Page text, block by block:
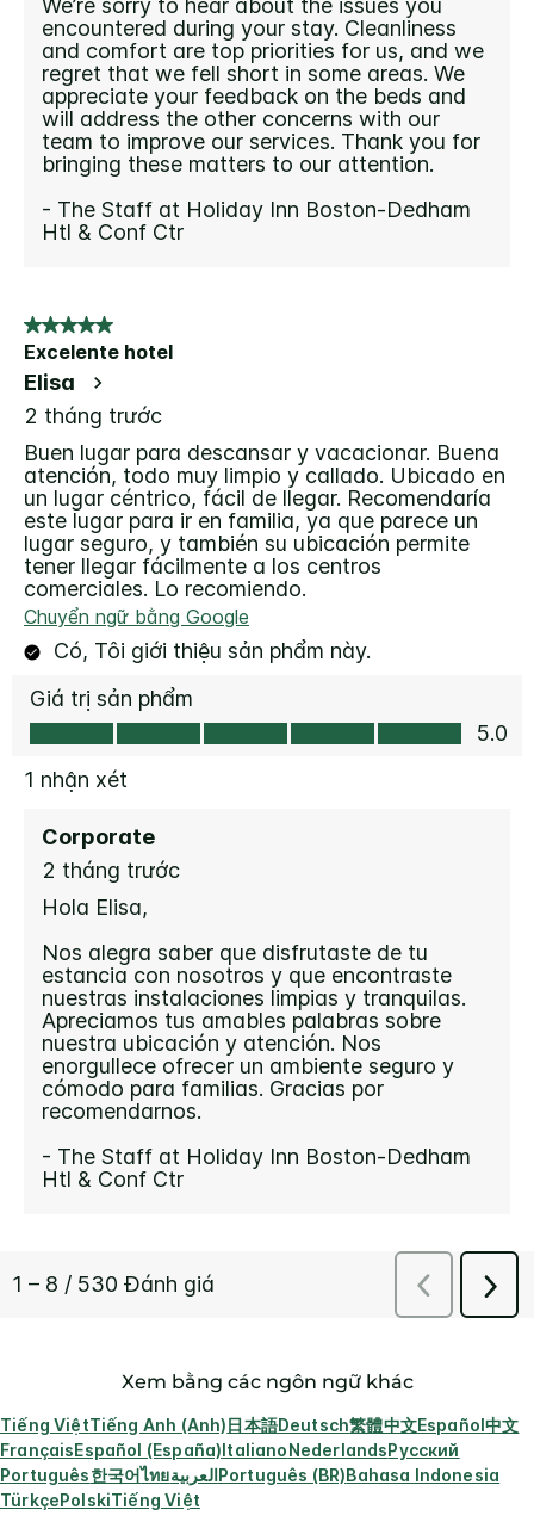
Xem bằng các ngôn ngữ khác
Tiếng ViệtTiếng Anh (Anh)日本語Deutsch繁體中文Español中文
FrançaisEspañol (España)ItalianoNederlandsРусский
Português한국어ไทยالعربيةPortuguês (BR)Bahasa Indonesia
TürkçePolskiTiếng Việt